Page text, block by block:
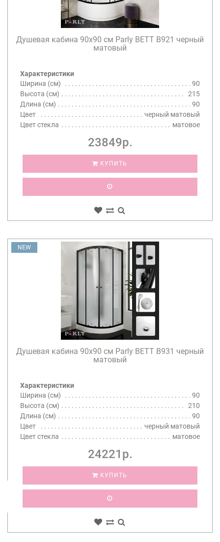
Душевая кабина 90х90 см Parly BETT B921 черный
матовый
Характеристики
Ширина (см)
90
Высота (см)
215
Длина (см)
90
Цвет
черный матовый
Цвет стекла
матовое
23849р.
КУПИТЬ
NEW
Душевая кабина 90х90 см Parly BETT B931 черный
матовый
Характеристики
Ширина (см)
90
Высота (см)
210
Длина (см)
90
Цвет
черный матовый
Цвет стекла
матовое
24221р.
КУПИТЬ